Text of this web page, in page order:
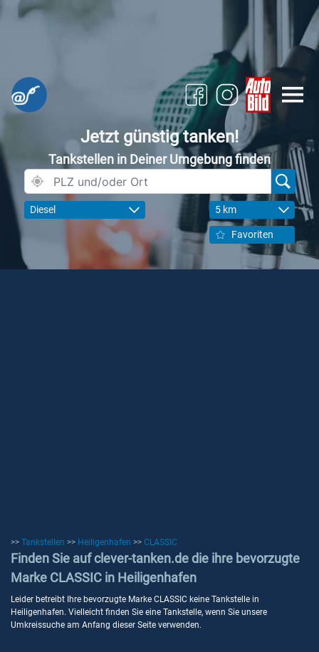
Jetzt günstig tanken!
Tankstellen in Deiner Umgebung finden
Diesel 5 km
Favoriten
>> Tankstellen >> Heiligenhafen >> CLASSIC
Finden Sie auf clever-tanken.de die ihre bevorzugte
Marke CLASSIC in Heiligenhafen
Leider betreibt Ihre bevorzugte Marke CLASSIC keine Tankstelle in
Heiligenhafen. Vielleicht finden Sie eine Tankstelle, wenn Sie unsere
Umkreissuche am Anfang dieser Seite verwenden.